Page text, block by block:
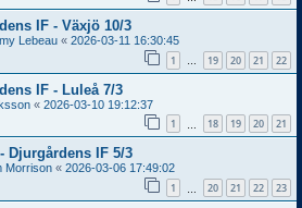
IF - Växjö 10/3
Lebeau « 2026-03-11 16:30:45
1 … 19 20 21 22
IF - Luleå 7/3
« 2026-03-10 19:12:37
1 18 19 20 21
Djurgårdens IF 5/3
Morrison « 2026-03-06 17:49:02
1 20 21 22 23